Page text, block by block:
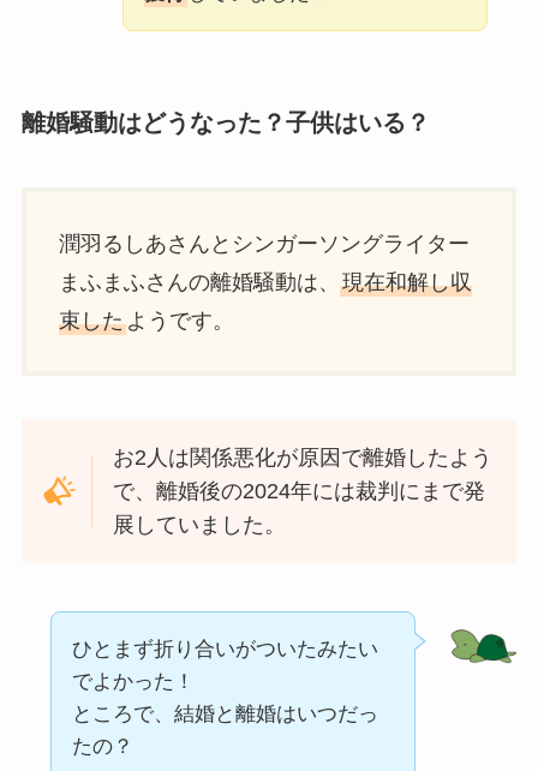
離婚騒動はどうなった？子供はいる？
潤羽るしあさんとシンガーソングライター
まふまふさんの離婚騒動は、 現在和解し収
束したようです。
お2人は関係悪化が原因で離婚したよう
で、離婚後の2024年には裁判にまで発
展していました。
ひとまず折り合いがついたみたい
でよかった！
ところで、結婚と離婚はいつだっ
たの？